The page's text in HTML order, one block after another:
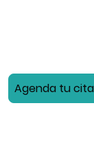
Agenda tu cita